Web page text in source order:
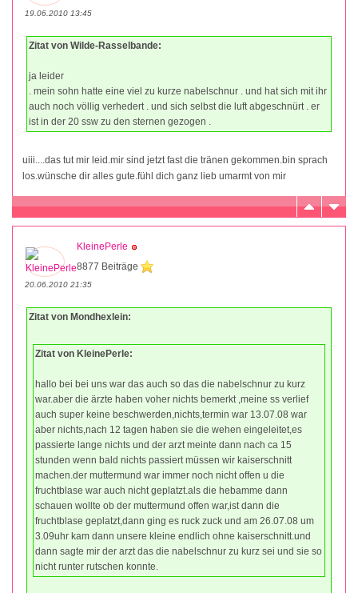
19.06.2010 13:45
Zitat von Wilde-Rasselbande:
ja leider
. mein sohn hatte eine viel zu kurze nabelschnur . und hat sich mit ihr
auch noch völlig verhedert . und sich selbst die luft abgeschnürt . er
ist in der 20 ssw zu den sternen gezogen .
uiii....das tut mir leid.mir sind jetzt fast die tränen gekommen.bin sprach
los.wünsche dir alles gute.fühl dich ganz lieb umarmt von mir
KleinePerle
8877 Beiträge
20.06.2010 21:35
Zitat von Mondhexlein:
Zitat von KleinePerle:
hallo bei bei uns war das auch so das die nabelschnur zu kurz
war.aber die ärzte haben voher nichts bemerkt ,meine ss verlief
auch super keine beschwerden,nichts,termin war 13.07.08 war
aber nichts,nach 12 tagen haben sie die wehen eingeleitet,es
passierte lange nichts und der arzt meinte dann nach ca 15
stunden wenn bald nichts passiert müssen wir kaiserschnitt
machen.der muttermund war immer noch nicht offen u die
fruchtblase war auch nicht geplatzt.als die hebamme dann
schauen wollte ob der muttermund offen war,ist dann die
fruchtblase geplatzt,dann ging es ruck zuck und am 26.07.08 um
3.09uhr kam dann unsere kleine endlich ohne kaiserschnitt.und
dann sagte mir der arzt das die nabelschnur zu kurz sei und sie so
nicht runter rutschen konnte.